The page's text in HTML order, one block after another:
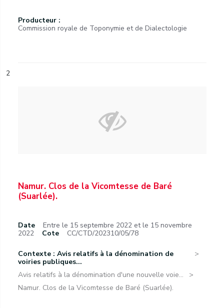
Producteur :
Commission royale de Toponymie et de Dialectologie
2
Namur. Clos de la Vicomtesse de Baré
(Suarlée).
Date
Entre le 15 septembre 2022 et le 15 novembre
2022
Cote CC/CTD/202310/05/78
Contexte : Avis relatifs à la dénomination de
voiries publiques...
Avis relatifs à la dénomination d'une nouvelle voie...
Namur. Clos de la Vicomtesse de Baré (Suarlée).